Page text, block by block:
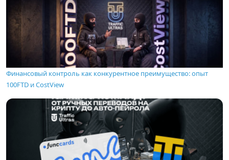
Финансовый контроль как конкурентное преимущество: опыт
100FTD и CostView